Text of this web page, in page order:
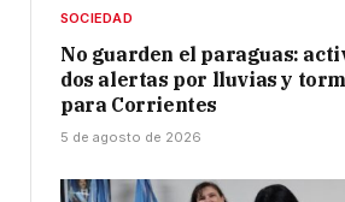
SOCIEDAD
No guarden el paraguas:
dos alertas por lluvias y
para Corrientes
5 de agosto de 2026